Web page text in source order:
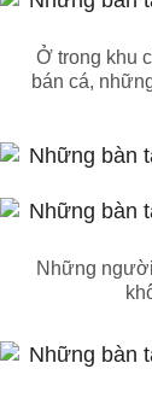
Ở trong khu
bán cá,
Những